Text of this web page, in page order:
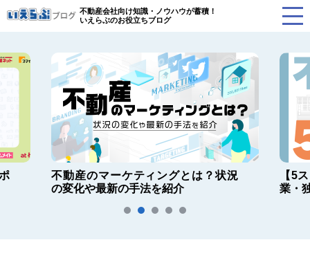
不動産会社向け知識・ノウハウが蓄積！
いえらぶのお役立ちブログ
不動産のマーケティングとは？状況
の変化や最新の手法を紹介
【5
業・